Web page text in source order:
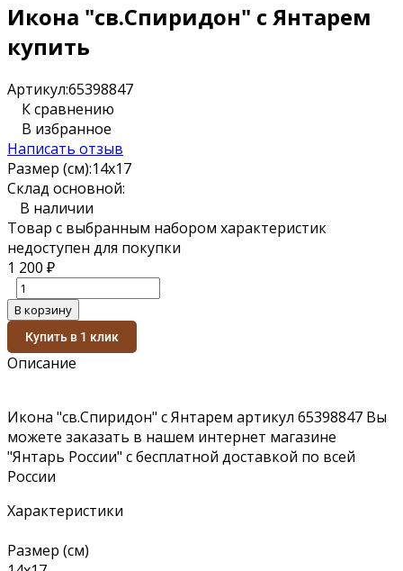
Икона "св.Спиридон" с Янтарем
купить
Артикул:65398847
К сравнению
В избранное
Написать отзыв
Размер (см):14х17
Склад основной:
В наличии
Товар с выбранным набором характеристик
недоступен для покупки
1 200 ₽
В корзину
Купить в 1 клик
Описание
Икона "св.Спиридон" с Янтарем артикул 65398847 Вы
можете заказать в нашем интернет магазине
"Янтарь России" с бесплатной доставкой по всей
России
Характеристики
Размер (см)